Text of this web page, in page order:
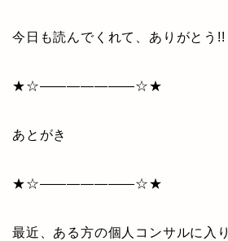
今日も読んでくれて、ありがとう!!
★☆———————☆★
あとがき
★☆———————☆★
最近、ある方の個人コンサルに入り